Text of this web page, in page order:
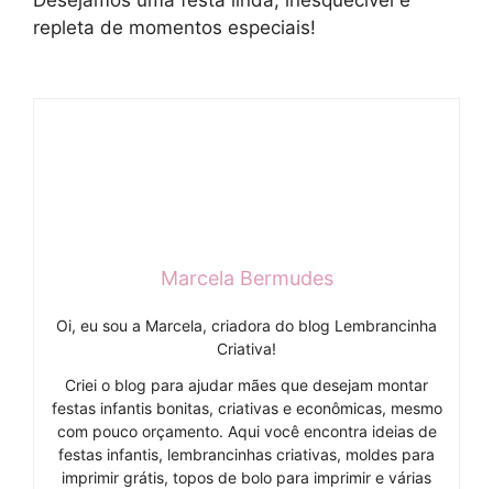
repleta de momentos especiais!
Marcela Bermudes
Oi, eu sou a Marcela, criadora do blog Lembrancinha
Criativa!
Criei o blog para ajudar mães que desejam montar
festas infantis bonitas, criativas e econômicas, mesmo
com pouco orçamento. Aqui você encontra ideias de
festas infantis, lembrancinhas criativas, moldes para
imprimir grátis, topos de bolo para imprimir e várias